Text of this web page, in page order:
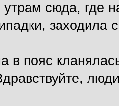
утрам сюда, где
заходила
в пояс